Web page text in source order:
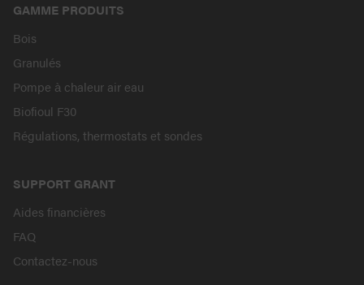
GAMME PRODUITS
Bois
Granulés
Pompe à chaleur air eau
Biofioul F30
Régulations, thermostats et sondes
SUPPORT GRANT
Aides financières
FAQ
Contactez-nous